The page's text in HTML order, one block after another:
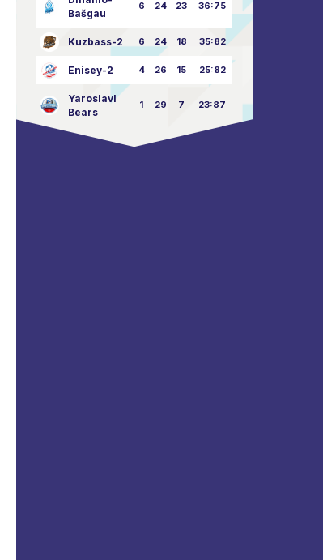
Bašgau
6 24 23 36:75
Kuzbass-2 6 24 18 35:82
Enisey-2 4 26 15 25:82
Yaroslavl
Bears
1 29 7 23:87